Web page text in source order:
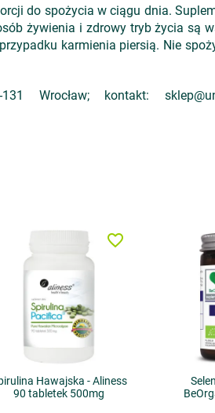
do spożycia w ciągu dnia.
żywienia i zdrowy tryb życia są
karmienia piersią. Nie
Wrocław; kontakt:
Hawajska - Aliness
90 tabletek 500mg
favorite_border